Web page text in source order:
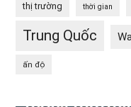
thị trường thời gian
Trung Quốc
ấn độ